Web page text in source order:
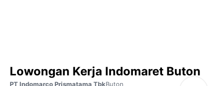
Lowongan Kerja Indomaret Buton
PT Indomarco Prismatama TbkButon